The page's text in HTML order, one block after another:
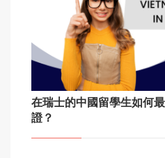
在瑞士的中國留學生如何
證？